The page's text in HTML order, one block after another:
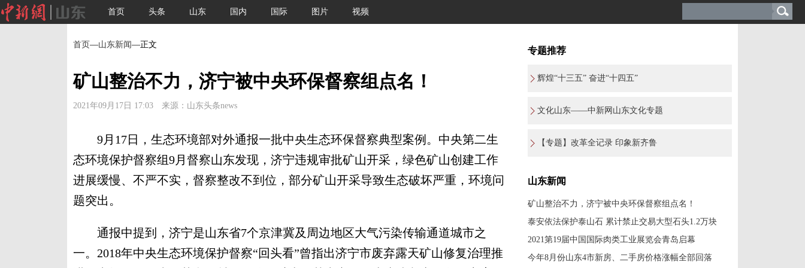
首页 头条 山东 国内 国际 图片 视频
首页—山东新闻—正文
矿山整治不力，济宁被中央环保督察组点名！
2021年09月17日 17:03 来源：山东头条news
9月17日，生态环境部对外通报一批中央生态环保督察典型案例。中央第二生
态环境保护督察组9月督察山东发现，济宁违规审批矿山开采，绿色矿山创建工作
进展缓慢、不严不实，督察整改不到位，部分矿山开采导致生态破坏严重，环境问
题突出。
通报中提到，济宁是山东省7个京津冀及周边地区大气污染传输通道城市之
一。2018年中央生态环境保护督察“回头看”曾指出济宁市废弃露天矿山修复治理推
专题推荐
辉煌“十三五” 奋进“十四五”
文化山东——中新网山东文化专题
【专题】改革全记录 印象新齐鲁
山东新闻
矿山整治不力，济宁被中央环保督察组点名！
泰安依法保护泰山石 累计禁止交易大型石头1.2万块
2021第19届中国国际肉类工业展览会青岛启幕
今年8月份山东4市新房、二手房价格涨幅全部回落